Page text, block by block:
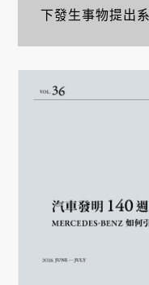
下發生事物提出